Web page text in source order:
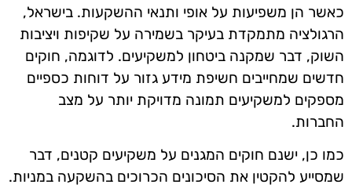
כאשר הן משפיעות על אופי ותנאי ההשקעות. בישראל,
הרגולציה מתמקדת בעיקר בשמירה על שקיפות ויציבות
השוק, דבר שמקנה ביטחון למשקיעים. לדוגמה, חוקים
חדשים שמחייבים חשיפת מידע גזור על דוחות כספיים
מספקים למשקיעים תמונה מדויקת יותר על מצב
החברות.
כמו כן, ישנם חוקים המגנים על משקיעים קטנים, דבר
שמסייע להקטין את הסיכונים הכרוכים בהשקעה במניות.